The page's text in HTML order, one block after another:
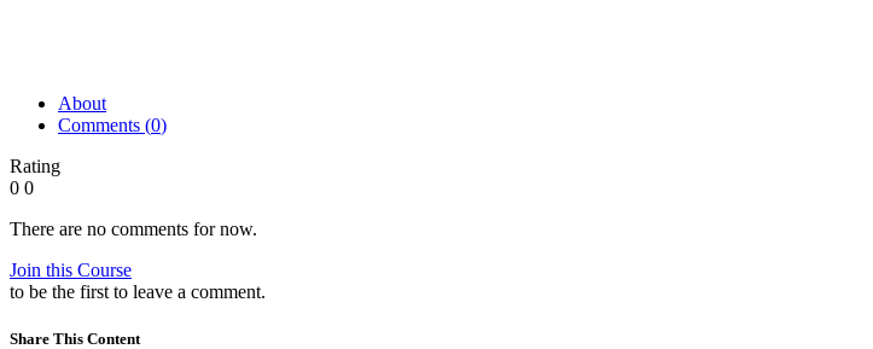
About
Comments (0)
Rating
0 0
There are no comments for now.
Join this Course
to be the first to leave a comment.
Share This Content